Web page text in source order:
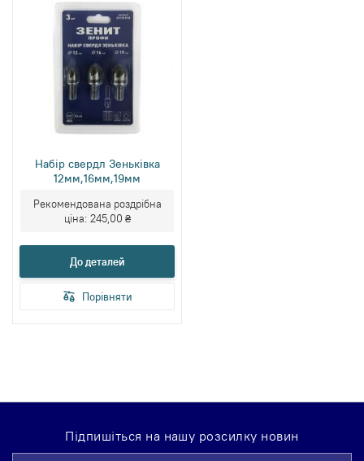
Набір свердл Зеньківка
12мм,16мм,19мм
Рекомендована роздрібна
ціна: 245,00 ₴
До деталей
Порівняти
Підпишіться на нашу розсилку новин